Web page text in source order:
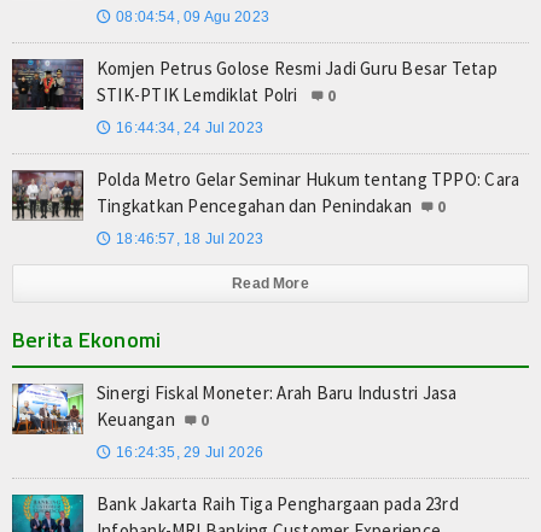
🕔 08:04:54, 09 Agu 2023
Komjen Petrus Golose Resmi Jadi Guru Besar Tetap
STIK-PTIK Lemdiklat Polri
0
🕔 16:44:34, 24 Jul 2023
Polda Metro Gelar Seminar Hukum tentang TPPO: Cara
Tingkatkan Pencegahan dan Penindakan
0
🕔 18:46:57, 18 Jul 2023
Read More
Berita Ekonomi
Sinergi Fiskal Moneter: Arah Baru Industri Jasa
Keuangan
0
🕔 16:24:35, 29 Jul 2026
Bank Jakarta Raih Tiga Penghargaan pada 23rd